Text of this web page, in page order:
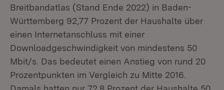
Breitbandatlas (Stand Ende 2022) in Baden-
Württemberg 92,77 Prozent der Haushalte über
einen Internetanschluss mit einer
Downloadgeschwindigkeit von mindestens 50
Mbit/s. Das bedeutet einen Anstieg von rund 20
Prozentpunkten im Vergleich zu Mitte 2016.